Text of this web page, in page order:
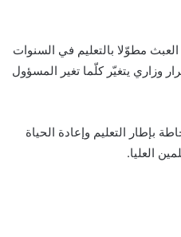
مطوّلا بالتعليم في السنوات
وزاري يتغيّر كلّما تغير المسؤول
بإطار التعليم وإعادة الحياة
العليا.